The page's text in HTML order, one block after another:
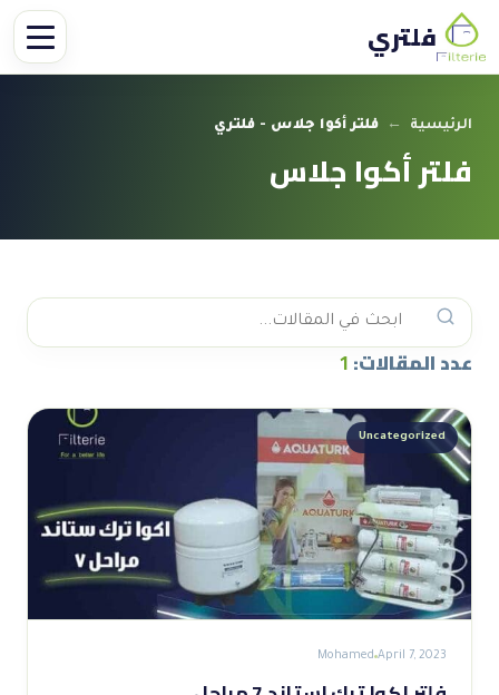
فلتري
الرئيسية ← فلتر أكوا جلاس - فلتري
فلتر أكوا جلاس
عدد المقالات:1
Uncategorized
April 7, 2023
Mohamed